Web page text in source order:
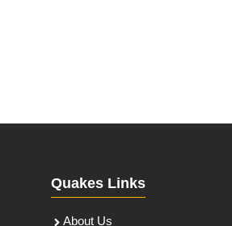
Quakes Links
About Us